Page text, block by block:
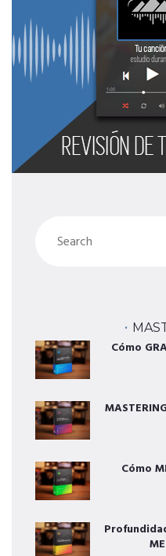
Cómo
Cómo